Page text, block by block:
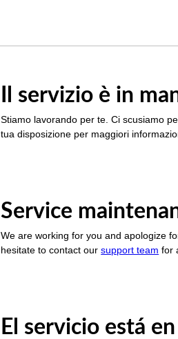
Il servizio è in
Stiamo lavorando per te. Ci scusiamo
tua disposizione per maggiori
Service
We are working for you and apologize
hesitate to contact oursupport team for
El servicio está